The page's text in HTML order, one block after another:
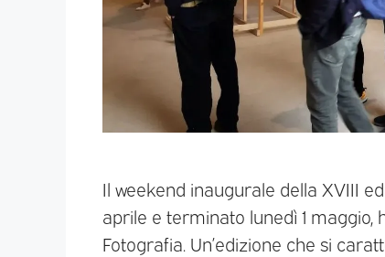
Il weekend inaugurale della XVIII
aprile e terminato lunedì 1
Fotografia. Un’edizione che si